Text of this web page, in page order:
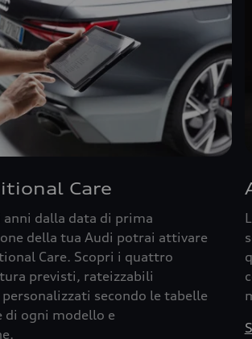
Care
dalla data di prima
della tua Audi potrai attivare
Care. Scopri i quattro
previsti, rateizzabili
secondo le tabelle
di ogni modello e